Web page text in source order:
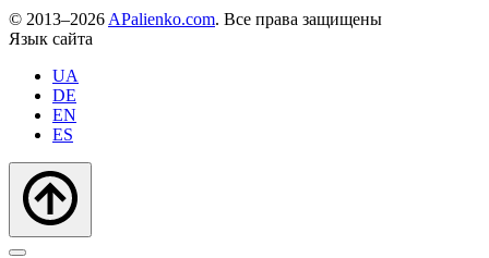
© 2013–2026 APalienko.com. Все права защищены
Язык сайта
UA
DE
EN
ES